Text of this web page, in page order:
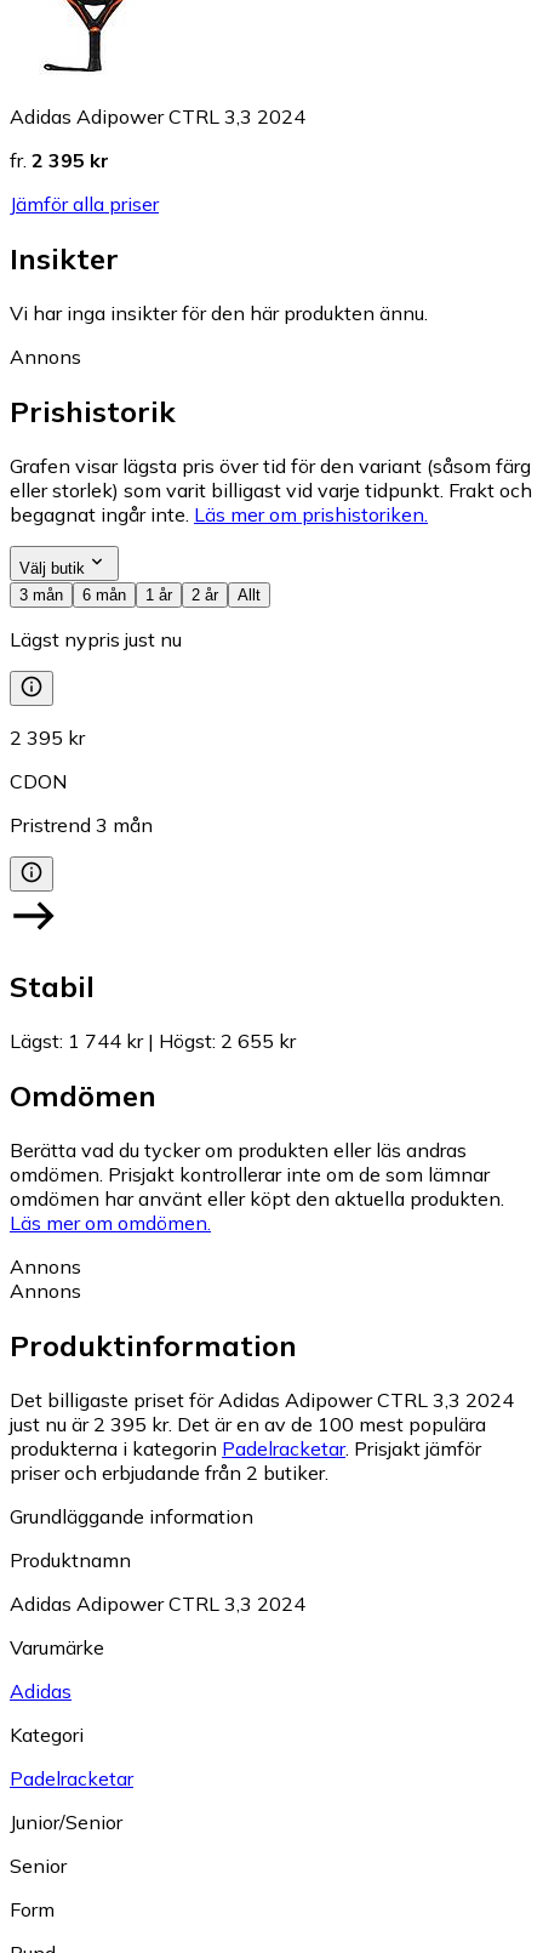
Adidas Adipower CTRL 3,3 2024
fr. 2 395 kr
Jämför alla priser
Insikter
Vi har inga insikter för den här produkten ännu.
Annons
Prishistorik
Grafen visar lägsta pris över tid för den variant (såsom färg
eller storlek) som varit billigast vid varje tidpunkt. Frakt och
begagnat ingår inte. Läs mer om prishistoriken.
Välj butik
3 mån
6 mån 1 år 2 år Allt
Lägst nypris just nu
2 395 kr
CDON
Pristrend 3 mån
Stabil
Lägst: 1 744 kr| Högst: 2 655 kr
Omdömen
Berätta vad du tycker om produkten eller läs andras
omdömen. Prisjakt kontrollerar inte om de som lämnar
omdömen har använt eller köpt den aktuella produkten.
Läs mer om omdömen.
Annons
Annons
Produktinformation
Det billigaste priset för Adidas Adipower CTRL 3,3 2024
just nu är 2 395 kr. Det är en av de 100 mest populära
produkterna i kategorin Padelracketar. Prisjakt jämför
priser och erbjudande från 2 butiker.
Grundläggande information
Produktnamn
Adidas Adipower CTRL 3,3 2024
Varumärke
Adidas
Kategori
Padelracketar
Junior/Senior
Senior
Form